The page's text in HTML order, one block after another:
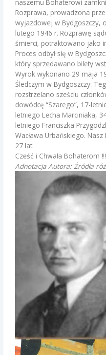
naszemu Bohaterowi
Rozprawa, prowadzona
wyjazdowej w Bydgoszczy,
lutego 1946 r. Rozprawę
śmierci, potraktowano jako
Proces odbył się w
który sprzedawano bilety
Wyrok wykonano 29 maja
Śledczym w Bydgoszczy.
rozstrzelano sześciu
dowódcę “Szarego”, 17-
letniego Lecha Marciniaka,
letniego Franciszka
Wacława Urbańskiego.
27 lat.
Cześć i Chwała Bohaterom !!!
Adnotacja Autora: Źródła